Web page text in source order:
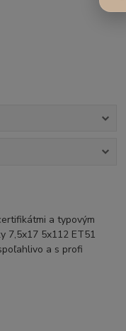
a typovým
7,5x17 5x112 ET51
a s profi